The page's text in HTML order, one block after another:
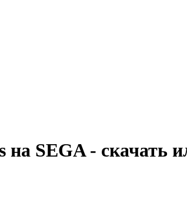
SEGA - скачать